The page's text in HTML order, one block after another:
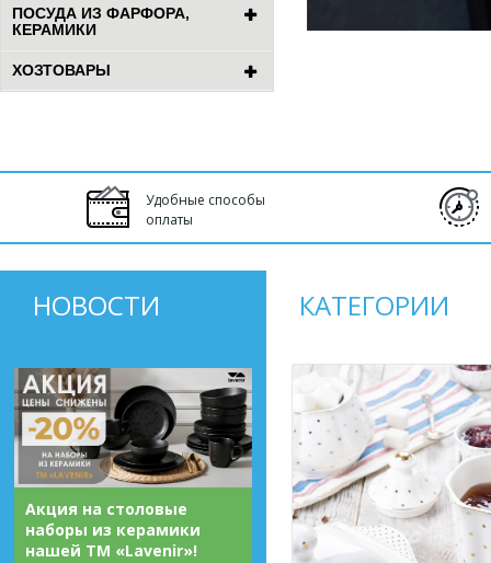
ПОСУДА ИЗ ФАРФОРА,
КЕРАМИКИ
ХОЗТОВАРЫ
Удобные способы
оплаты
НОВОСТИ
Акция на столовые
наборы из керамики
нашей ТМ «Lavenir»!
КАТЕГОРИИ